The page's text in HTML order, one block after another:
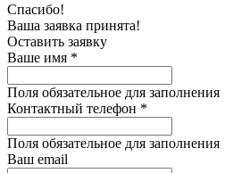
Спасибо!
Ваша заявка принята!
Оставить заявку
Ваше имя *
Поля обязательное для заполнения
Контактный телефон *
Поля обязательное для заполнения
Ваш email